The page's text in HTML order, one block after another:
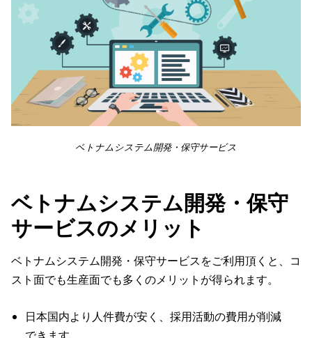
ベトナムシステム開発・保守サービス
ベトナムシステム開発・保守
サービスのメリット
ベトナムシステム開発・保守サービスをご利用頂くと、コ
スト面でも生産面でも多くのメリットが得られます。
日本国内より人件費が安く、採用活動の費用が削減